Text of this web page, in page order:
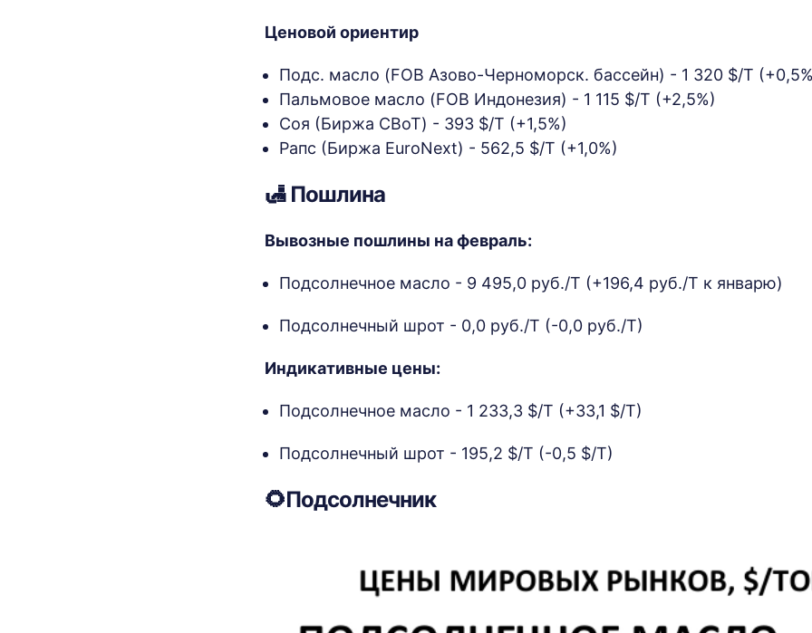
Ценовой ориентир
Подс. масло (FOB Азово-Черноморск. бассейн) - 1 320 $/Т
Пальмовое масло (FOB Индонезия) - 1 115 $/Т (+2,5%)
Соя (Биржа CBoT) - 393 $/Т (+1,5%)
Рапс (Биржа EuroNext) - 562,5 $/Т (+1,0%)
🛃 Пошлина
Вывозные пошлины на февраль:
Подсолнечное масло - 9 495,0 руб./Т (+196,4 руб./Т к январю)
Подсолнечный шрот - 0,0 руб./Т (-0,0 руб./Т)
Индикативные цены:
Подсолнечное масло - 1 233,3 $/Т (+33,1 $/Т)
Подсолнечный шрот - 195,2 $/Т (-0,5 $/Т)
🌻Подсолнечник